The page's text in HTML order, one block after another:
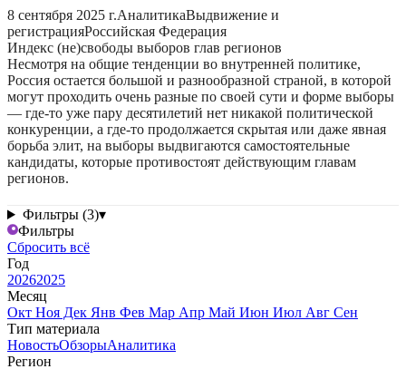
8 сентября 2025 г.АналитикаВыдвижение и
регистрацияРоссийская Федерация
Индекс (не)свободы выборов глав регионов
Несмотря на общие тенденции во внутренней политике,
Россия остается большой и разнообразной страной, в которой
могут проходить очень разные по своей сути и форме выборы
— где-то уже пару десятилетий нет никакой политической
конкуренции, а где-то продолжается скрытая или даже явная
борьба элит, на выборы выдвигаются самостоятельные
кандидаты, которые противостоят действующим главам
регионов.
Фильтры (3)▾
Фильтры
Сбросить всё
Год
20262025
Месяц
Окт Ноя Дек Янв Фев Мар Апр Май Июн Июл Авг Сен
Тип материала
НовостьОбзорыАналитика
Регион